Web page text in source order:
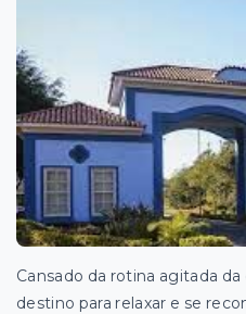
Cansado da rotina agitada
destino para relaxar e se